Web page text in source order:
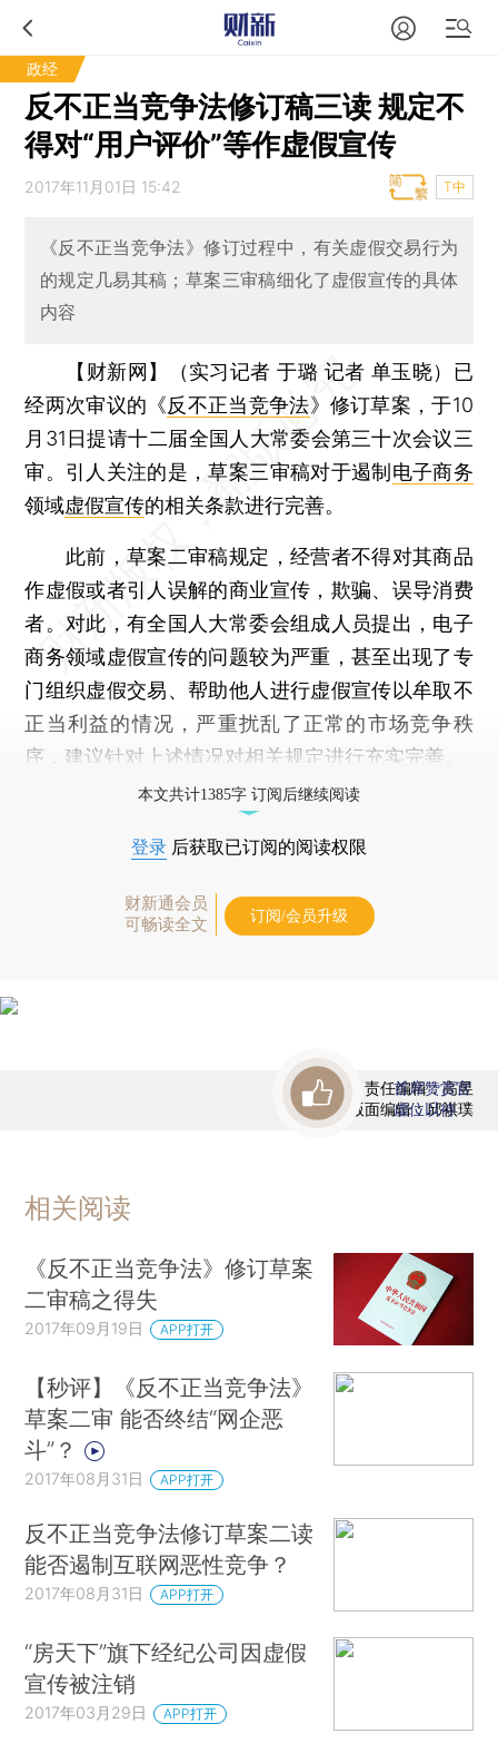
政经
反不正当竞争法修订稿三读 规定不
得对“用户评价”等作虚假宣传
2017年11月01日 15:42 T中
《反不正当竞争法》修订过程中，有关虚假交易行为
的规定几易其稿；草案三审稿细化了虚假宣传的具体
内容
【财新网】（实习记者 于璐 记者 单玉晓） 已
经两次审议的《反不正当竞争法》修订草案，于10
月31日提请十二届全国人大常委会第三十次会议三
审。引人关注的是，草案三审稿对于遏制 电子商务
领域虚假宣传的相关条款进行完善。
此前，草案二审稿规定，经营者不得对其商品
作虚假或者引人误解的商业宣传，欺骗、误导消费
者。对此，有全国人大常委会组成人员提出，电子
商务领域虚假宣传的问题较为严重，甚至出现了专
门组织虚假交易、帮助他人进行虚假宣传以牟取不
正当利益的情况，严重扰乱了正常的市场竞争秩
序，建议针对上述情况对相关规定进行充实完善。
本文共计1385字 订阅后继续阅读
登录 后获取已订阅的阅读权限
财新通会员
可畅读全文
订阅/会员升级
责任编辑：高昱
版面编辑：邱祺璞
首席赞赏官
虚位以待
相关阅读
《反不正当竞争法》修订草案
二审稿之得失
2017年09月19日 APP打开
【秒评】《反不正当竞争法》
草案二审 能否终结“网企恶
斗”？
2017年08月31日 APP打开
反不正当竞争法修订草案二读
能否遏制互联网恶性竞争？
2017年08月31日 APP打开
“房天下”旗下经纪公司因虚假
宣传被注销
2017年03月29日 APP打开